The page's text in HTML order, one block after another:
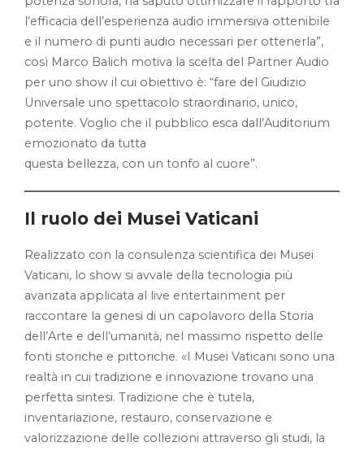
l’efficacia dell’esperienza audio immersiva ottenibile
e il numero di punti audio necessari per ottenerla”,
così Marco Balich motiva la scelta del Partner Audio
per uno show il cui obiettivo è: “fare del Giudizio
Universale uno spettacolo straordinario, unico,
potente. Voglio che il pubblico esca dall’Auditorium
emozionato da tutta
questa bellezza, con un tonfo al cuore”.
Il ruolo dei Musei Vaticani
Realizzato con la consulenza scientifica dei Musei
Vaticani, lo show si avvale della tecnologia più
avanzata applicata al live entertainment per
raccontare la genesi di un capolavoro della Storia
dell’Arte e dell’umanità, nel massimo rispetto delle
fonti storiche e pittoriche. «I Musei Vaticani sono una
realtà in cui tradizione e innovazione trovano una
perfetta sintesi. Tradizione che è tutela,
inventariazione, restauro, conservazione e
valorizzazione delle collezioni attraverso gli studi, la